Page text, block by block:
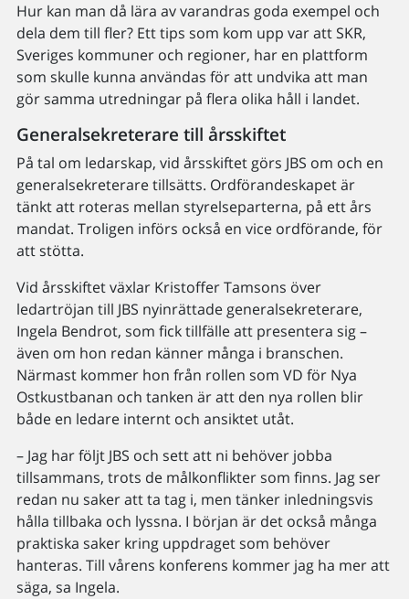
Hur kan man då lära av varandras goda exempel och
dela dem till fler? Ett tips som kom upp var att SKR,
Sveriges kommuner och regioner, har en plattform
som skulle kunna användas för att undvika att man
gör samma utredningar på flera olika håll i landet.
Generalsekreterare till årsskiftet
På tal om ledarskap, vid årsskiftet görs JBS om och en
generalsekreterare tillsätts. Ordförandeskapet är
tänkt att roteras mellan styrelseparterna, på ett års
mandat. Troligen införs också en vice ordförande, för
att stötta.
Vid årsskiftet växlar Kristoffer Tamsons över
ledartröjan till JBS nyinrättade generalsekreterare,
Ingela Bendrot, som fick tillfälle att presentera sig –
även om hon redan känner många i branschen.
Närmast kommer hon från rollen som VD för Nya
Ostkustbanan och tanken är att den nya rollen blir
både en ledare internt och ansiktet utåt.
– Jag har följt JBS och sett att ni behöver jobba
tillsammans, trots de målkonflikter som finns. Jag ser
redan nu saker att ta tag i, men tänker inledningsvis
hålla tillbaka och lyssna. I början är det också många
praktiska saker kring uppdraget som behöver
hanteras. Till vårens konferens kommer jag ha mer att
säga, sa Ingela.